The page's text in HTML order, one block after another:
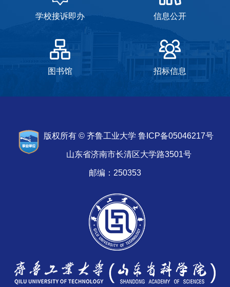
学校接诉即办 信息公开
图书馆 招标信息
版权所有 © 齐鲁工业大学 鲁ICP备05046217号
山东省济南市长清区大学路3501号
邮编：250353